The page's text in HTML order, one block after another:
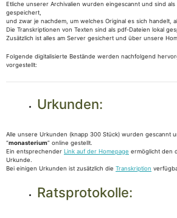
Etliche unserer Archivalien wurden eingescannt und sind als
gespeichert,
und zwar je nachdem, um welches Original es sich handelt,
Die Transkriptionen von Texten sind als pdf-Dateien lokal
Zusätzlich ist alles am Server gesichert und über unsere
Folgende digitalisierte Bestände werden nachfolgend
vorgestellt:
Urkunden:
Alle unsere Urkunden (knapp 300 Stück) wurden gescannt
“monasterium” online gestellt.
Ein entsprechender Link auf der Homepage ermöglicht den
Urkunde.
Bei einigen Urkunden ist zusätzlich die Transkription
Ratsprotokolle: